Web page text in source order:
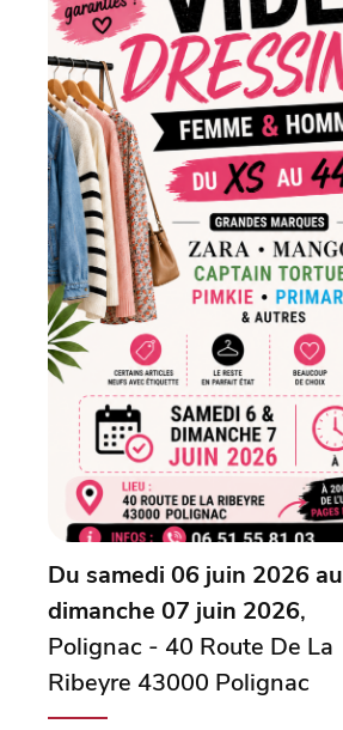
Du samedi 06 juin 2026 au
dimanche 07 juin 2026,
Polignac - 40 Route De La
Ribeyre 43000 Polignac